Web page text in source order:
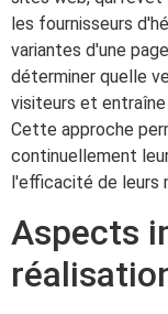
les fournisseurs
variantes d'une
déterminer quelle
visiteurs et
Cette approche
continuellement
l'efficacité de leurs
Aspects